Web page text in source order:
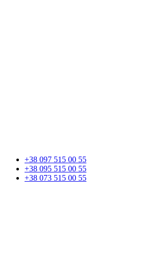
+38 097 515 00 55
+38 095 515 00 55
+38 073 515 00 55